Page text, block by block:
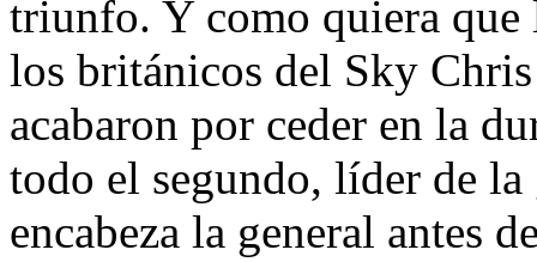
triunfo. Y como quiera que
los británicos del Sky
acabaron por ceder en la
todo el segundo, líder de la
encabeza la general antes